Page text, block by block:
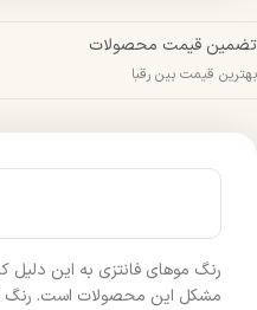
تضمین قیمت محصولات
بهترین قیمت بین رقبا
رنگ موهای فانتزی به این دلیل
مشکل این محصولات است. رنگ